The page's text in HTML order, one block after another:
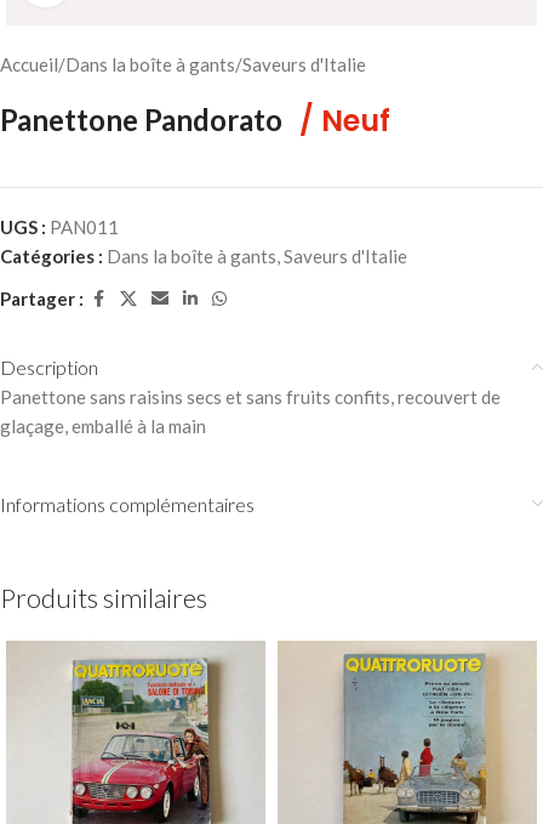
Accueil/Dans la boîte à gants/Saveurs d'Italie
Panettone Pandorato / Neuf
UGS : PAN011
Catégories : Dans la boîte à gants,Saveurs d'Italie
Partager :
Description
Panettone sans raisins secs et sans fruits confits, recouvert de
glaçage, emballé à la main
Informations complémentaires
Produits similaires